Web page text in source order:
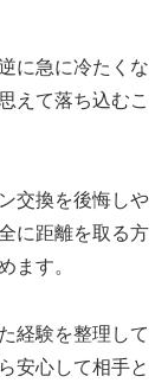
に急に冷たくな
えて落ち込むこ
交換を後悔しや
に距離を取る方
ます。
経験を整理して
安心して相手と